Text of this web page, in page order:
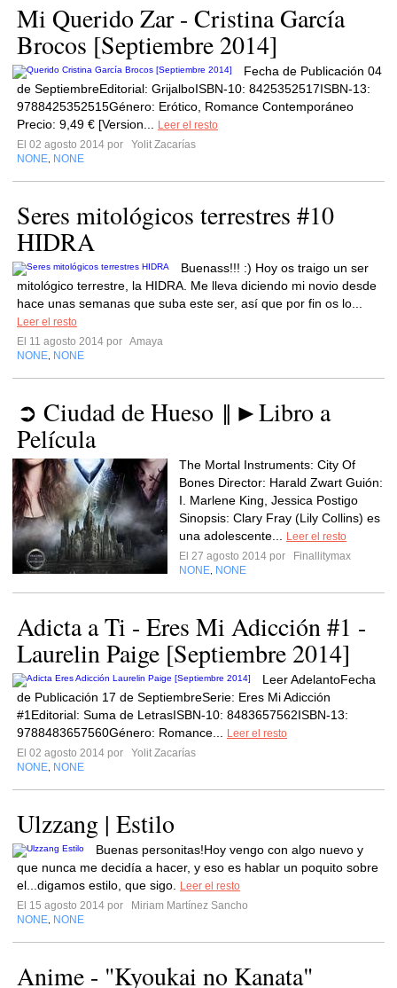
Mi Querido Zar - Cristina García
Brocos [Septiembre 2014]
Fecha de Publicación 04
de SeptiembreEditorial: GrijalboISBN-10: 8425352517ISBN-13:
9788425352515Género: Erótico, Romance Contemporáneo
Precio: 9,49 € [Version...
Leer el resto
El 02 agosto 2014 por
Yolit Zacarías
NONE NONE
Seres mitológicos terrestres #10
HIDRA
Buenass!!! :) Hoy os traigo un ser
mitológico terrestre, la HIDRA. Me lleva diciendo mi novio desde
hace unas semanas que suba este ser, así que por fin os lo...
Leer el resto
El 11 agosto 2014 por Amaya
NONE NONE
➲ Ciudad de Hueso ‖►Libro a
Película
The Mortal Instruments: City Of
Bones Director: Harald Zwart Guión:
I. Marlene King, Jessica Postigo
Sinopsis: Clary Fray (Lily Collins) es
una adolescente...
Leer el resto
El 27 agosto 2014 por
Finallitymax
NONE NONE
Adicta a Ti - Eres Mi Adicción #1 -
Laurelin Paige [Septiembre 2014]
Leer AdelantoFecha
de Publicación 17 de SeptiembreSerie: Eres Mi Adicción
#1Editorial: Suma de LetrasISBN-10: 8483657562ISBN-13:
9788483657560Género: Romance...
Leer el resto
El 02 agosto 2014 por
Yolit Zacarías
NONE NONE
Ulzzang | Estilo
Buenas personitas!Hoy vengo con algo nuevo y
que nunca me decidía a hacer, y eso es hablar un poquito sobre
el...digamos estilo, que sigo.
Leer el resto
El 15 agosto 2014 por
Miriam Martínez Sancho
NONE NONE
Anime - "Kyoukai no Kanata"